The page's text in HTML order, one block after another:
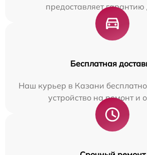
предоставляет гарантию
Бесплатная
Наш курьер в Казани
устройство на ремонт и